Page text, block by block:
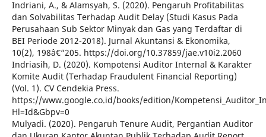
Indriani, A., & Alamsyah, S. (2020). Pengaruh Profitabilitas
dan Solvabilitas Terhadap Audit Delay (Studi Kasus Pada
Perusahaan Sub Sektor Minyak dan Gas yang Terdaftar di
BEI Periode 2012-2018). Jurnal Akuntansi & Ekonomika,
10(2), 198â€“205. https://doi.org/10.37859/jae.v10i2.2060
Indriasih, D. (2020). Kompotensi Auditor Internal & Karakter
Komite Audit (Terhadap Fraudulent Financial Reporting)
(Vol. 1). CV Cendekia Press.
https://www.google.co.id/books/edition/
Hl=Id&Gbpv=0
Mulyadi. (2020). Pengaruh Tenure Audit, Pergantian Auditor